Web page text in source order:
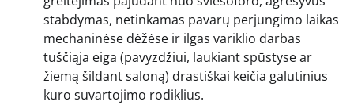
stabdymas, netinkamas pavarų perjungimo laikas
mechaninėse dėžėse ir ilgas variklio darbas
tuščiąja eiga (pavyzdžiui, laukiant spūstyse ar
žiemą šildant saloną) drastiškai keičia galutinius
kuro suvartojimo rodiklius.